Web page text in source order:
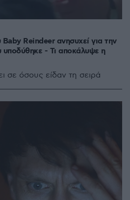
Reindeer ανησυχεί για την
υποδύθηκε - Τι αποκάλυψε η
σε όσους είδαν τη σειρά